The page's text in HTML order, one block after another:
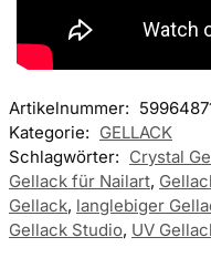
Artikelnummer:
Kategorie: GELLACK
Schlagwörter: Crystal
Gellack für Nailart,
Gellack, langlebiger
Gellack Studio, UV